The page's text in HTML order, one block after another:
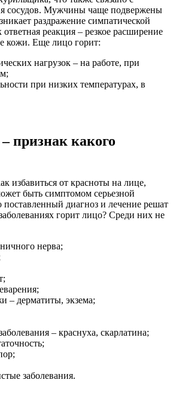
сосудов. Мужчины чаще подвержены
раздражение симпатической
реакция – резкое расширение
кожи. Еще лицо горит:
нагрузок – на работе, при
при низких температурах, в
признак какого
избавиться от красноты на лице,
быть симптомом серьезной
поставленный диагноз и лечение решат
горит лицо? Среди них не
нерва;
– дерматиты, экзема;
– краснуха, скарлатина;
заболевания.